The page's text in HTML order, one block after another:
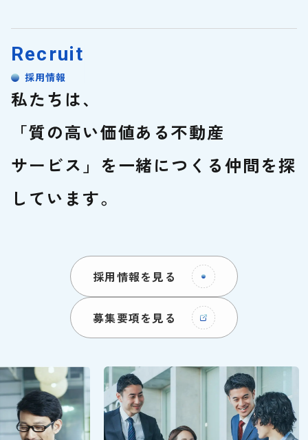
Recruit
採用情報
私たちは、
「質の高い価値ある不動産
サービス」を一緒につくる仲間を探
しています。
採用情報を見る
募集要項を見る